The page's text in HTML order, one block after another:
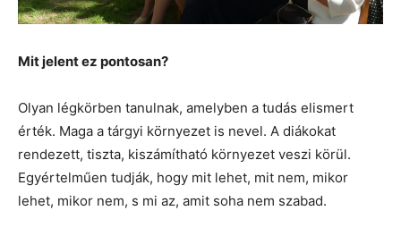
Mit jelent ez pontosan?
Olyan légkörben tanulnak, amelyben a tudás elismert
érték. Maga a tárgyi környezet is nevel. A diákokat
rendezett, tiszta, kiszámítható környezet veszi körül.
Egyértelműen tudják, hogy mit lehet, mit nem, mikor
lehet, mikor nem, s mi az, amit soha nem szabad.